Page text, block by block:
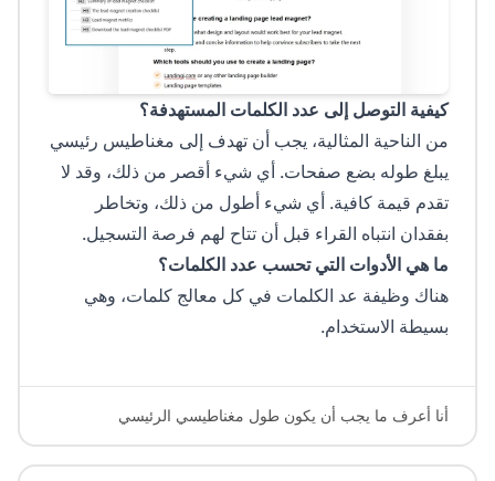
كيفية التوصل إلى عدد الكلمات المستهدفة؟
من الناحية المثالية، يجب أن تهدف إلى مغناطيس رئيسي
يبلغ طوله بضع صفحات. أي شيء أقصر من ذلك، وقد لا
تقدم قيمة كافية. أي شيء أطول من ذلك، وتخاطر
بفقدان انتباه القراء قبل أن تتاح لهم فرصة التسجيل.
ما هي الأدوات التي تحسب عدد الكلمات؟
هناك وظيفة عد الكلمات في كل معالج كلمات، وهي
بسيطة الاستخدام.
أنا أعرف ما يجب أن يكون طول مغناطيسي الرئيسي